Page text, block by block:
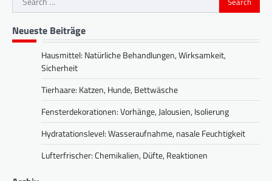
for:
Neueste Beiträge
Hausmittel: Natürliche Behandlungen, Wirksamkeit,
Sicherheit
Tierhaare: Katzen, Hunde, Bettwäsche
Fensterdekorationen: Vorhänge, Jalousien, Isolierung
Hydratationslevel: Wasseraufnahme, nasale Feuchtigkeit
Lufterfrischer: Chemikalien, Düfte, Reaktionen